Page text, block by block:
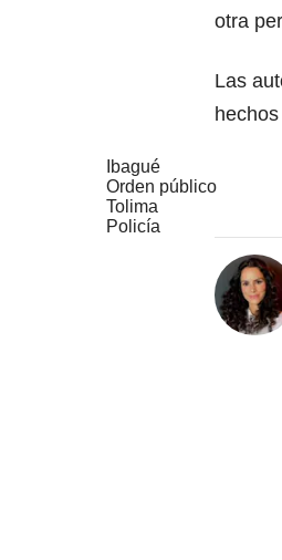
otra
Las
Ibagué
Orden público
Tolima
Policía